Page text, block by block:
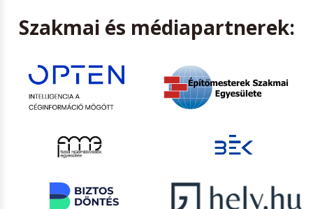
Szakmai és médiapartnerek: